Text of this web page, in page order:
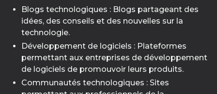
Blogs technologiques : Blogs partageant des
idées, des conseils et des nouvelles sur la
technologie.
Développement de logiciels : Plateformes
permettant aux entreprises de développement
de logiciels de promouvoir leurs produits.
Communautés technologiques : Sites